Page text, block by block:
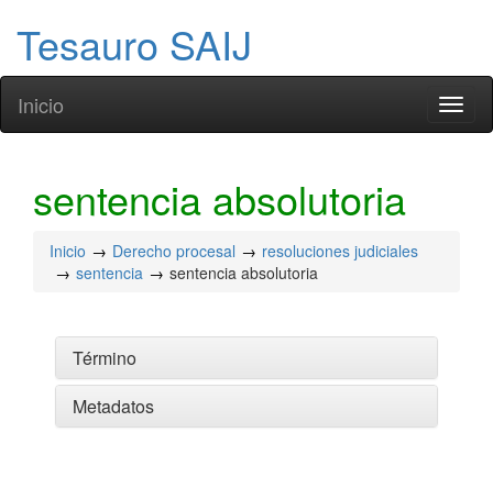
Tesauro SAIJ
Inicio
sentencia absolutoria
Inicio Derecho procesal
resoluciones judiciales
sentencia
sentencia absolutoria
Término
Metadatos